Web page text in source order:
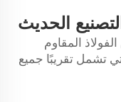
الحديث
المقاوم
تشمل تقريبًا جميع